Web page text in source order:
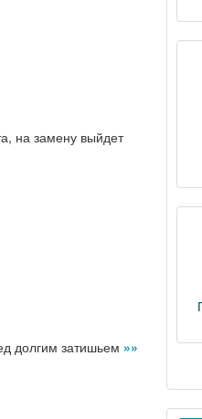
на замену выйдет
долгим затишьем »»